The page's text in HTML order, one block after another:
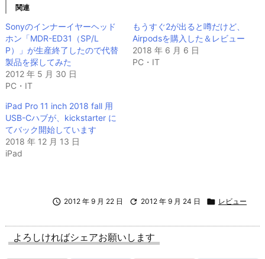
関連
Sonyのインナーイヤーヘッド
ホン「MDR-ED31（SP/L
P）」が生産終了したので代替
製品を探してみた
2012 年 5 月 30 日
PC・IT
もうすぐ2が出ると噂だけど、
Airpodsを購入した＆レビュー
2018 年 6 月 6 日
PC・IT
iPad Pro 11 inch 2018 fall 用
USB-Cハブが、kickstarter に
てバック開始しています
2018 年 12 月 13 日
iPad
 2012 年 9 月 22 日  2012 年 9 月 24 日  レビュー
よろしければシェアお願いします